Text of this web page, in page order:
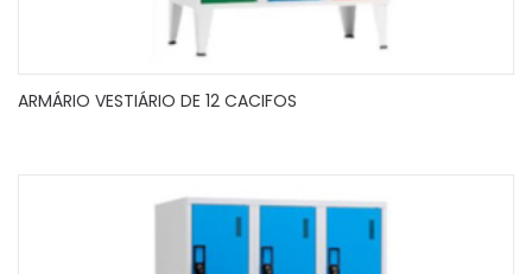
ARMÁRIO VESTIÁRIO DE 12 CACIFOS